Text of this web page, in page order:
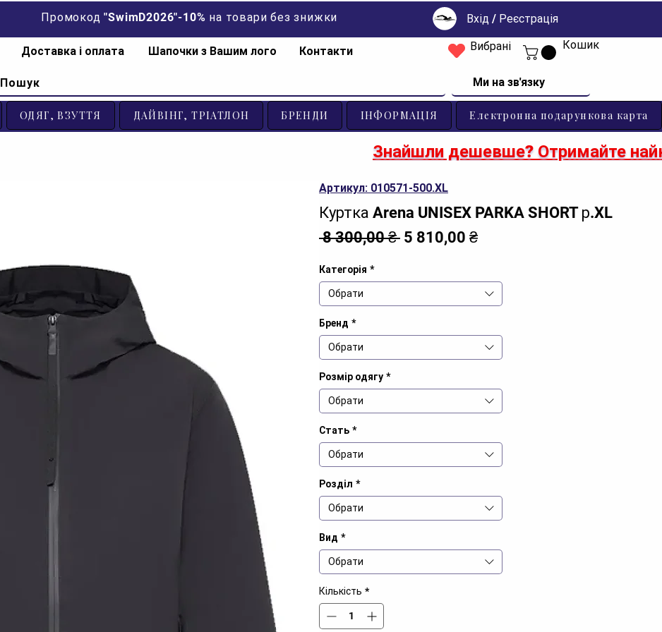
Промокод "SwimD2026"-10% на товари без знижки Вхід / Реєстрація
Доставка і оплата Шапочки з Вашим лого Контакти Вибрані Кошик
Пошук Ми на зв'язку
ОДЯГ, ВЗУТТЯ ДАЙВІНГ, ТРІАТЛОН БРЕНДИ ІНФОРМАЦІЯ Електронна подарункова карта
Артикул: 010571-500.XL
Куртка Arena UNISEX PARKA SHORT р.XL
8 300,00 ₴ Звичайна
5 810,00 ₴За
Категорія *
Обрати
Бренд *
Обрати
Розмір одягу *
Обрати
Стать *
Обрати
Розділ *
Обрати
Вид *
Обрати
Кількість *
Знайшли дешевше? Отримайте